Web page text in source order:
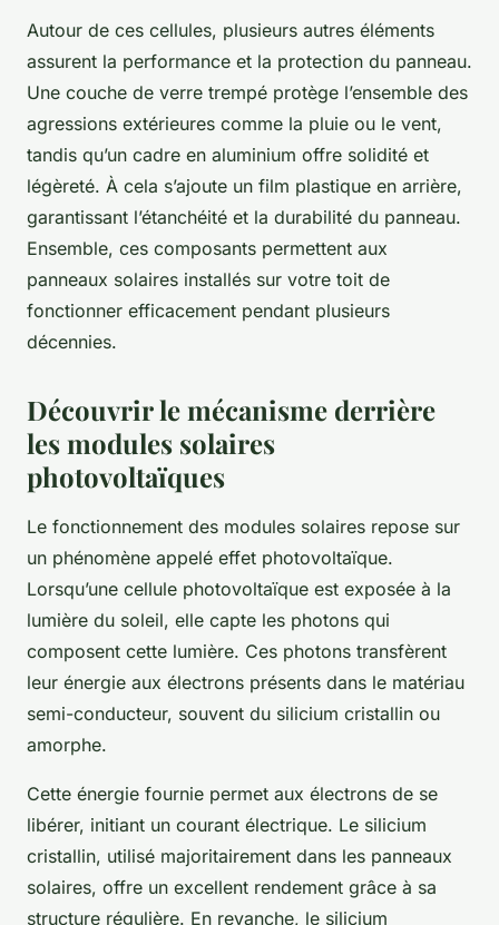
Autour de ces cellules, plusieurs autres éléments
assurent la performance et la protection du panneau.
Une couche de verre trempé protège l’ensemble des
agressions extérieures comme la pluie ou le vent,
tandis qu’un cadre en aluminium offre solidité et
légèreté. À cela s’ajoute un film plastique en arrière,
garantissant l’étanchéité et la durabilité du panneau.
Ensemble, ces composants permettent aux
panneaux solaires installés sur votre toit de
fonctionner efficacement pendant plusieurs
décennies.
Découvrir le mécanisme derrière
les modules solaires
photovoltaïques
Le fonctionnement des modules solaires repose sur
un phénomène appelé effet photovoltaïque.
Lorsqu’une cellule photovoltaïque est exposée à la
lumière du soleil, elle capte les photons qui
composent cette lumière. Ces photons transfèrent
leur énergie aux électrons présents dans le matériau
semi-conducteur, souvent du silicium cristallin ou
amorphe.
Cette énergie fournie permet aux électrons de se
libérer, initiant un courant électrique. Le silicium
cristallin, utilisé majoritairement dans les panneaux
solaires, offre un excellent rendement grâce à sa
structure régulière. En revanche, le silicium